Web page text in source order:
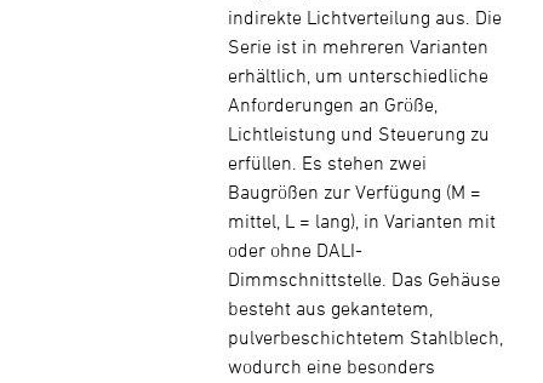
indirekte Lichtverteilung aus. Die
Serie ist in mehreren Varianten
erhältlich, um unterschiedliche
Anforderungen an Größe,
Lichtleistung und Steuerung zu
erfüllen. Es stehen zwei
Baugrößen zur Verfügung (M =
mittel, L = lang), in Varianten mit
oder ohne DALI-
Dimmschnittstelle. Das Gehäuse
besteht aus gekantetem,
pulverbeschichtetem Stahlblech,
wodurch eine besonders